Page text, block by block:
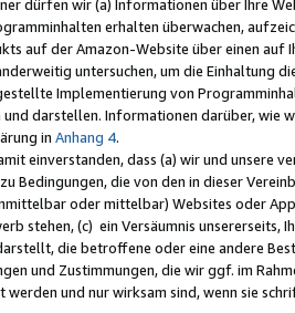
dürfen wir (a) Informationen über Ihre
erhalten überwachen,
auf der Amazon-Website über einen
untersuchen, um die Einhaltung
Implementierung von
darstellen. Informationen darüber, wie
in Anhang 4.
einverstanden, dass (a) wir und
Bedingungen, die von den in dieser
oder mittelbar) Websites oder
stehen, (c) ein Versäumnis unsererseits,
die betroffene oder eine andere
und Zustimmungen, die wir ggf. im
werden und nur wirksam sind, wenn sie